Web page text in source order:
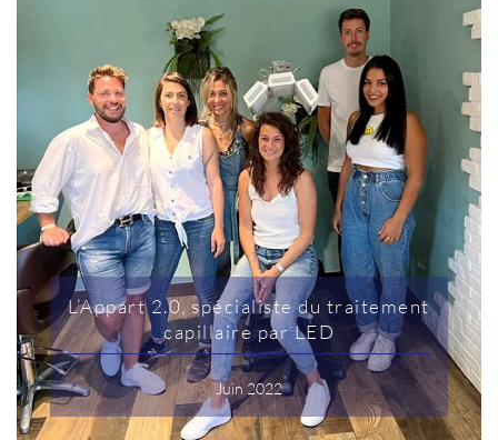
L’Appart 2.0, spécialiste du traitement
capillaire par LED
Juin 2022